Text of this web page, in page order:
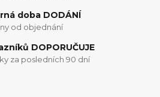
doba DODÁNÍ
od objednání
DOPORUČUJE
za posledních 90 dní